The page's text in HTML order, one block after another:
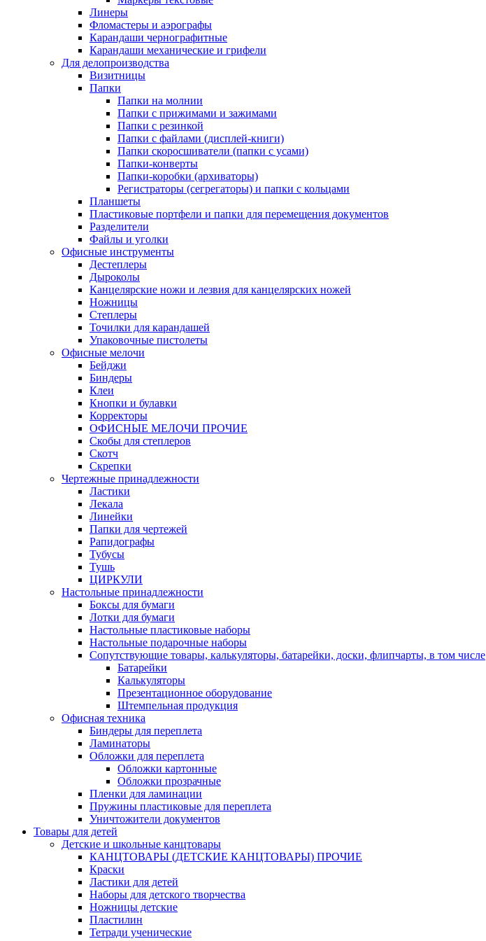
Линеры
Фломастеры и аэрографы
Карандаши чернографитные
Карандаши механические и грифели
Для делопроизводства
Визитницы
Папки
Папки на молнии
Папки с прижимами и зажимами
Папки с резинкой
Папки с файлами (дисплей-книги)
Папки скоросшиватели (папки с усами)
Папки-конверты
Папки-коробки (архиваторы)
Регистраторы (сегрегаторы) и папки с кольцами
Планшеты
Пластиковые портфели и папки для перемещения документов
Разделители
Файлы и уголки
Офисные инструменты
Дестеплеры
Дыроколы
Канцелярские ножи и лезвия для канцелярских ножей
Ножницы
Степлеры
Точилки для карандашей
Упаковочные пистолеты
Офисные мелочи
Бейджи
Биндеры
Клеи
Кнопки и булавки
Корректоры
ОФИСНЫЕ МЕЛОЧИ ПРОЧИЕ
Скобы для степлеров
Скотч
Скрепки
Чертежные принадлежности
Ластики
Лекала
Линейки
Папки для чертежей
Рапидографы
Тубусы
Тушь
ЦИРКУЛИ
Настольные принадлежности
Боксы для бумаги
Лотки для бумаги
Настольные пластиковые наборы
Настольные подарочные наборы
Сопутствующие товары, калькуляторы, батарейки, доски, флипчарты, в том числе
Батарейки
Калькуляторы
Презентационное оборудование
Штемпельная продукция
Офисная техника
Биндеры для переплета
Ламинаторы
Обложки для переплета
Обложки картонные
Обложки прозрачные
Пленки для ламинации
Пружины пластиковые для переплета
Уничтожители документов
Товары для детей
Детские и школьные канцтовары
КАНЦТОВАРЫ (ДЕТСКИЕ КАНЦТОВАРЫ) ПРОЧИЕ
Краски
Ластики для детей
Наборы для детского творчества
Ножницы детские
Пластилин
Тетради ученические